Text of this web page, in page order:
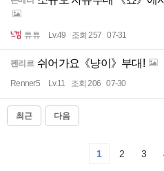
튜튜 Lv.49 조회 257 07-31
펜리르 쉬어가요《냥이》부대!
Renner5 Lv.11 조회 206 07-30
최근 다음
1 2 3